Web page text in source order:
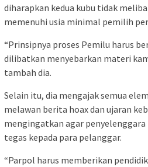
diharapkan kedua kubu tidak
memenuhi usia minimal pemilih
“Prinsipnya proses Pemilu harus
dilibatkan menyebarkan materi
tambah dia.
Selain itu, dia mengajak semua
melawan berita hoax dan ujaran
mengingatkan agar
tegas kepada para pelanggar.
“Parpol harus memberikan